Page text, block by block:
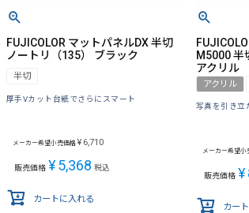
FUJICOLOR マットパネルDX 半切
ノートリ（135） ブラック
半切
厚手Vカット台紙でさらにスマート
メーカー希望小売価格 ¥ 6,710
販売価格 ¥5,368 税込
カートに入れる
M5000 半
アクリル
アクリル
写真を引き立
メーカー希望小
販売価格 ¥
カー